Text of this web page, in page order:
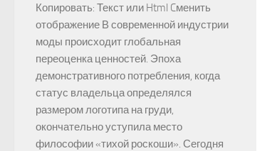
Копировать: Текст или Html Cменить
отображение В современной индустрии
моды происходит глобальная
переоценка ценностей. Эпоха
демонстративного потребления, когда
статус владельца определялся
размером логотипа на груди,
окончательно уступила место
философии «тихой роскоши». Сегодня